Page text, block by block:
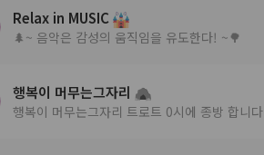
Relax in MUSIC
🌲~ 음악은 감성의 움직임을 유도한다! ~🌳
행복이 머무는그자리
행복이 머무는그자리 트로트 0시에 종방 합니다